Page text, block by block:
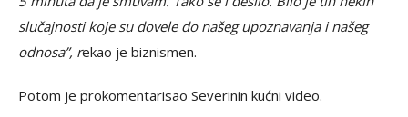
slučajnosti koje su dovele do našeg upoznavanja i našeg
odnosa”, rekao je biznismen.
Potom je prokomentarisao Severinin kućni video.